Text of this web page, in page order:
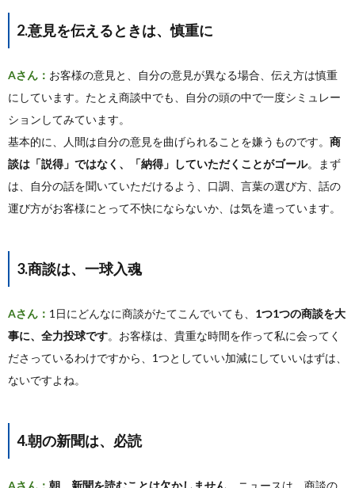
2.意見を伝えるときは、慎重に
Aさん： お客様の意見と、自分の意見が異なる場合、伝え方は慎重
にしています。たとえ商談中でも、自分の頭の中で一度シミュレー
ションしてみています。
基本的に、人間は自分の意見を曲げられることを嫌うものです。 商
談は「説得」ではなく、「納得」していただくことがゴール。まず
は、自分の話を聞いていただけるよう、口調、言葉の選び方、話の
運び方がお客様にとって不快にならないか、は気を遣っています。
3.商談は、一球入魂
Aさん： 1日にどんなに商談がたてこんでいても、 1つ1つの商談を大
事に、全力投球です。お客様は、貴重な時間を作って私に会ってく
ださっているわけですから、1つとしていい加減にしていいはずは、
ないですよね。
4.朝の新聞は、必読
Aさん： 朝、新聞を読むことは欠かしません 。ニュースは、商談の